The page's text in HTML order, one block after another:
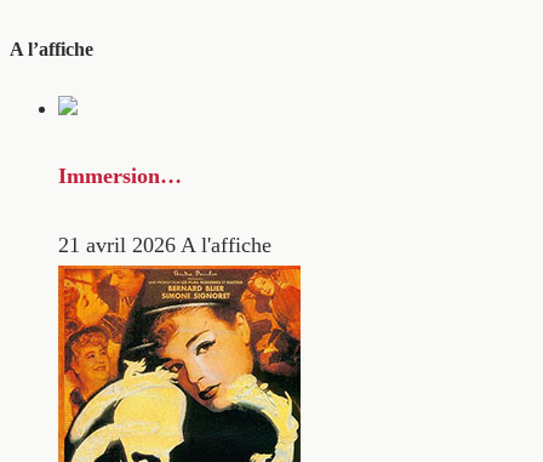
A l’affiche
Immersion…
21 avril 2026 A l'affiche